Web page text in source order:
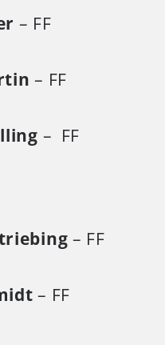
– FF
– FF
– FF
– FF
– FF